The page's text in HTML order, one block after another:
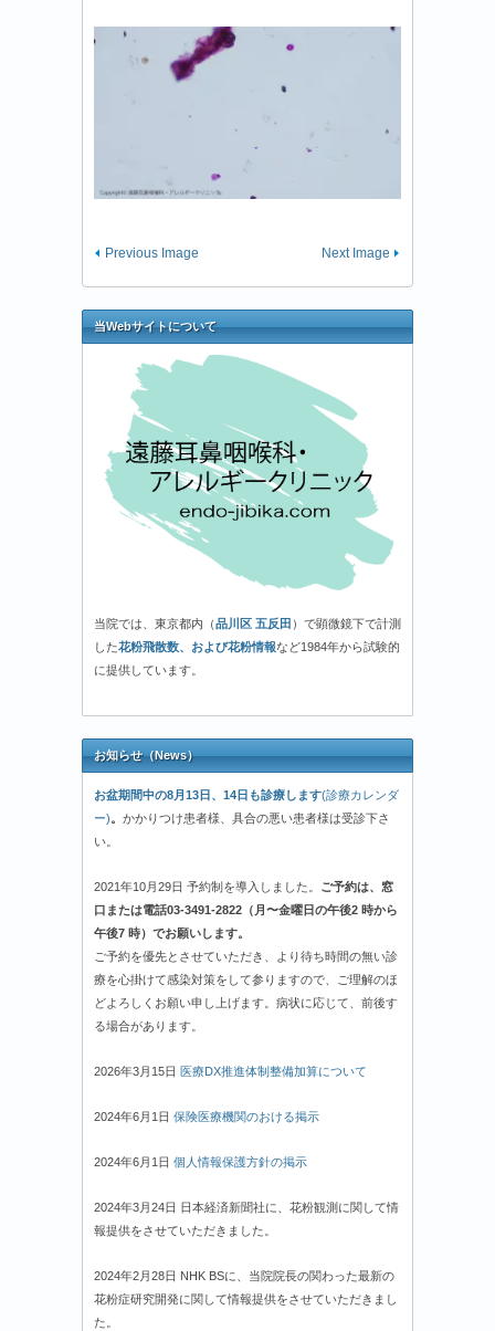
Previous Image Next Image
当Webサイトについて
当院では、東京都内（品川区 五反田 ）で顕微鏡下で計測
した花粉飛散数、および花粉情報など1984年から試験的
に提供しています。
お知らせ（News）
お盆期間中の8月13日、14日も診療します(診療カレンダ
ー)。 かかりつけ患者様、具合の悪い患者様は受診下さ
い。
2021年10月29日 予約制を導入しました。 ご予約は、窓
口または電話03-3491-2822（月〜金曜日の午後2 時から
午後7 時）でお願いします。
ご予約を優先とさせていただき、より待ち時間の無い診
療を心掛けて感染対策をして参りますので、ご理解のほ
どよろしくお願い申し上げます。病状に応じて、前後す
る場合があります。
2026年3月15日 医療DX推進体制整備加算について
2024年6月1日 保険医療機関のおける掲示
2024年6月1日 個人情報保護方針の掲示
2024年3月24日 日本経済新聞社に、花粉観測に関して情
報提供をさせていただきました。
2024年2月28日 NHK BSに、当院院長の関わった最新の
花粉症研究開発に関して情報提供をさせていただきまし
た。